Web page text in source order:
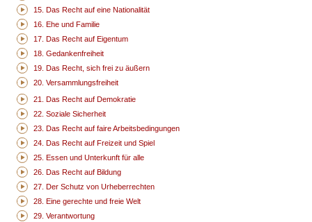
15. Das Recht auf eine Nationalität
16. Ehe und Familie
17. Das Recht auf Eigentum
18. Gedankenfreiheit
19. Das Recht, sich frei zu äußern
20. Versammlungsfreiheit
21. Das Recht auf Demokratie
22. Soziale Sicherheit
23. Das Recht auf faire Arbeitsbedingungen
24. Das Recht auf Freizeit und Spiel
25. Essen und Unterkunft für alle
26. Das Recht auf Bildung
27. Der Schutz von Urheberrechten
28. Eine gerechte und freie Welt
29. Verantwortung